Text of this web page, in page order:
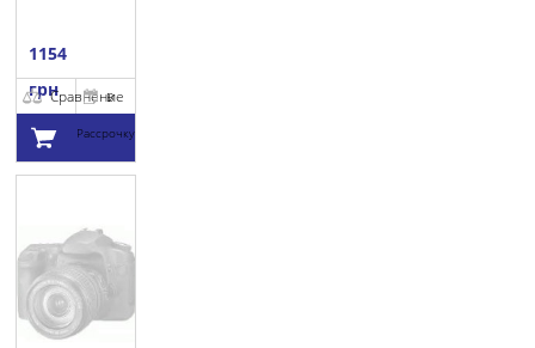
1154
грнСравнение
В
Рассрочку
корзину